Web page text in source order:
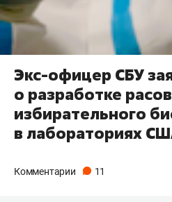
Экс-офицер СБУ
о разработке
избирательного
в лабораториях
Комментарии 11